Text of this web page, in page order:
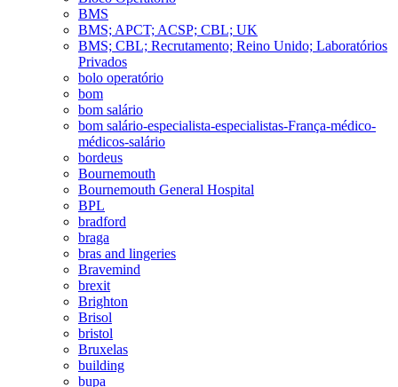
BMS
BMS; APCT; ACSP; CBL; UK
BMS; CBL; Recrutamento; Reino Unido; Laboratórios
Privados
bolo operatório
bom
bom salário
bom salário-especialista-especialistas-França-médico-
médicos-salário
bordeus
Bournemouth
Bournemouth General Hospital
BPL
bradford
braga
bras and lingeries
Bravemind
brexit
Brighton
Brisol
bristol
Bruxelas
building
bupa